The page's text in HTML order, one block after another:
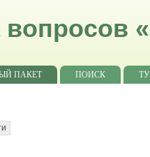
вопросов
ПАКЕТ ПОИСК